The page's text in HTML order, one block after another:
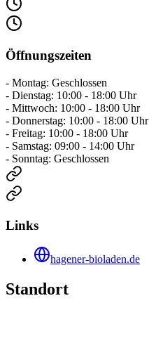
Öffnungszeiten
- Montag: Geschlossen
- Dienstag: 10:00 - 18:00 Uhr
- Mittwoch: 10:00 - 18:00 Uhr
- Donnerstag: 10:00 - 18:00 Uhr
- Freitag: 10:00 - 18:00 Uhr
- Samstag: 09:00 - 14:00 Uhr
- Sonntag: Geschlossen
Links
hagener-bioladen.de
Standort